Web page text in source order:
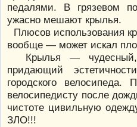
педалями. В грязевом
ужасно мешают крылья.
Плюсов использования
вообще — может искал
Крылья — чудесный,
придающий
городского велосипеда.
велосипедисту после
чистоте цивильную
ЗЛО!!!